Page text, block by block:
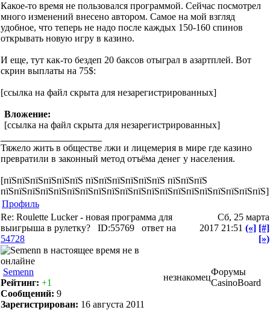
Какое-то время не пользовался программой. Сейчас посмотрел
много изменений внесено автором. Самое на мой взгляд
удобное, что теперь не надо после каждых 150-160 спинов
открывать новую игру в казино.
И еще, тут как-то бездеп 20 баксов отыграл в азартплей. Вот
скрин выплаты на 75$:
[ссылка на файл скрыта для незарегистрированных]
Вложение:
[ссылка на файл скрыта для незарегистрированных]
Тяжело жить в обществе лжи и лицемерия в мире где казино
превратили в законный метод отъёма денег у населения.
[пїЅпїЅпїЅпїЅпїЅпїЅ пїЅпїЅпїЅпїЅпїЅпїЅ пїЅпїЅпїЅ
пїЅпїЅпїЅпїЅпїЅпїЅпїЅпїЅпїЅпїЅпїЅпїЅпїЅпїЅпїЅпїЅпїЅпїЅпїЅпїЅ]
Профиль
Re: Roulette Lucker - новая программа для
выигрыша в рулетку?
ID:55769 ответ на
54728
Сб, 25 марта
2017 21:51 («] [#]
[»)
Semenn
Рейтинг: +1
Сообщений: 9
Зарегистрирован: 16 августа 2011
незнакомец
Форумы
CasinoBoard